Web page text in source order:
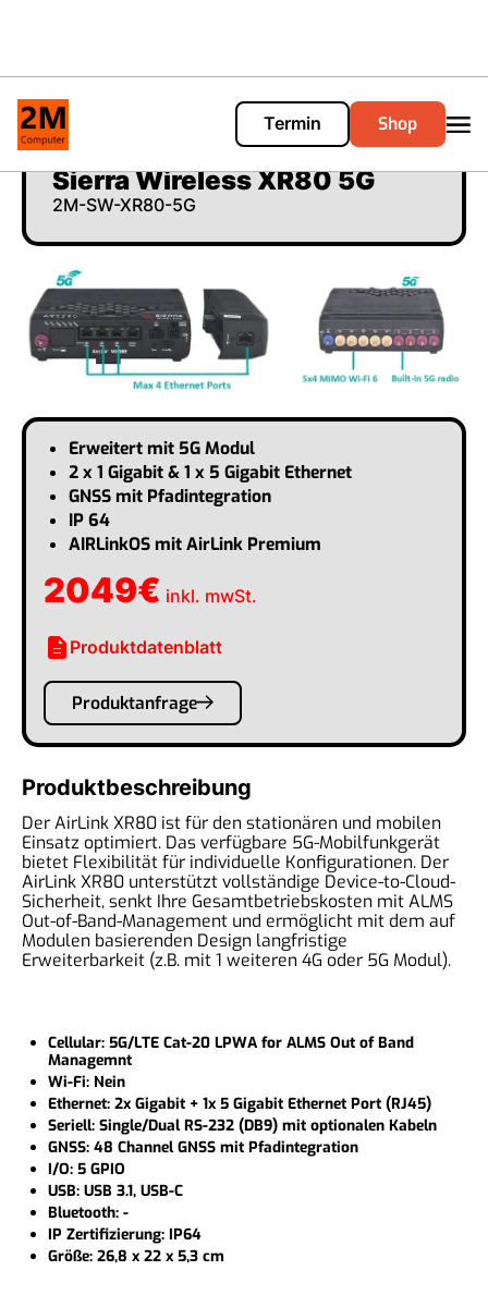
Termin Shop
Sierra Wireless XR80 5G
2M-SW-XR80-5G
Erweitert mit 5G Modul
2 x 1 Gigabit & 1 x 5 Gigabit Ethernet
GNSS mit Pfadintegration
IP 64
AIRLinkOS mit AirLink Premium
2049€ inkl. mwSt.
description Produktdatenblatt
Produktanfrage
Produktbeschreibung
Der AirLink XR80 ist für den stationären und mobilen
Einsatz optimiert. Das verfügbare 5G-Mobilfunkgerät
bietet Flexibilität für individuelle Konfigurationen. Der
AirLink XR80 unterstützt vollständige Device-to-Cloud-
Sicherheit, senkt Ihre Gesamtbetriebskosten mit ALMS
Out-of-Band-Management und ermöglicht mit dem auf
Modulen basierenden Design langfristige
Erweiterbarkeit (z.B. mit 1 weiteren 4G oder 5G Modul).
Cellular: 5G/LTE Cat-20 LPWA for ALMS Out of Band
Managemnt
Wi-Fi: Nein
Ethernet: 2x Gigabit + 1x 5 Gigabit Ethernet Port (RJ45)
Seriell: Single/Dual RS-232 (DB9) mit optionalen Kabeln
GNSS: 48 Channel GNSS mit Pfadintegration
I/O: 5 GPIO
USB: USB 3.1, USB-C
Bluetooth: -
IP Zertifizierung: IP64
Größe: 26,8 x 22 x 5,3 cm